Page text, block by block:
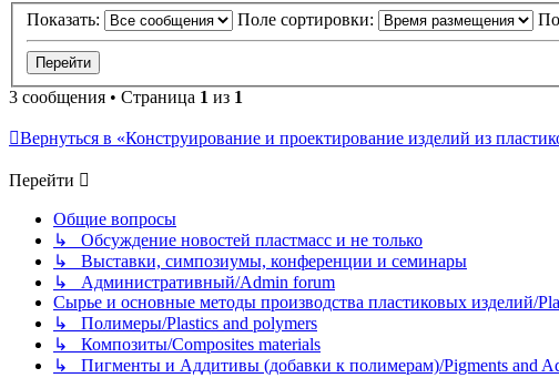
Показать: Поле сортировки:
3 сообщения • Страница 1 из 1
Вернуться в «Конструирование и проектирование изделий из
Перейти
Общие вопросы
↳ Обсуждение новостей пластмасс и не только
↳ Выставки, симпозиумы, конференции и семинары
↳ Административный/Admin forum
Сырье и основные методы производства пластиковых изделий/
↳ Полимеры/Plastics and polymers
↳ Композиты/Сomposites materials
↳ Пигменты и Аддитивы (добавки к полимерам)/Pigments and